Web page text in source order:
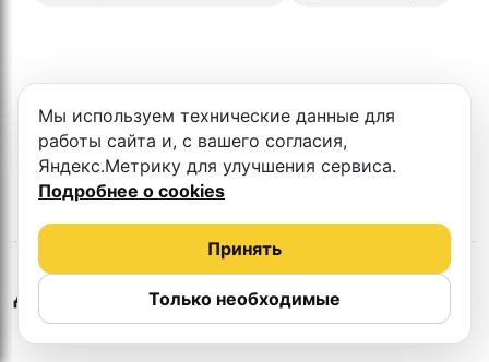
студии
Другие студии
Мы используем технические данные для
работы сайта и, с вашего согласия,
Яндекс.Метрику для улучшения сервиса.
Подробнее о cookies
Только необходимые
Принять